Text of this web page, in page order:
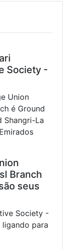
Society -
Union
é Ground
Shangri-La
Branch
seus
Society -
ligando para